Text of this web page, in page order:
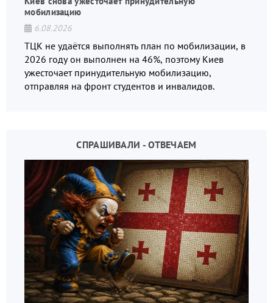
мобилизацию
6.08.2026
ТЦК не удаётся выполнять план по мобилизации, в
2026 году он выполнен на 46%, поэтому Киев
ужесточает принудительную мобилизацию,
отправляя на фронт студентов и инвалидов.
СПРАШИВАЛИ - ОТВЕЧАЕМ